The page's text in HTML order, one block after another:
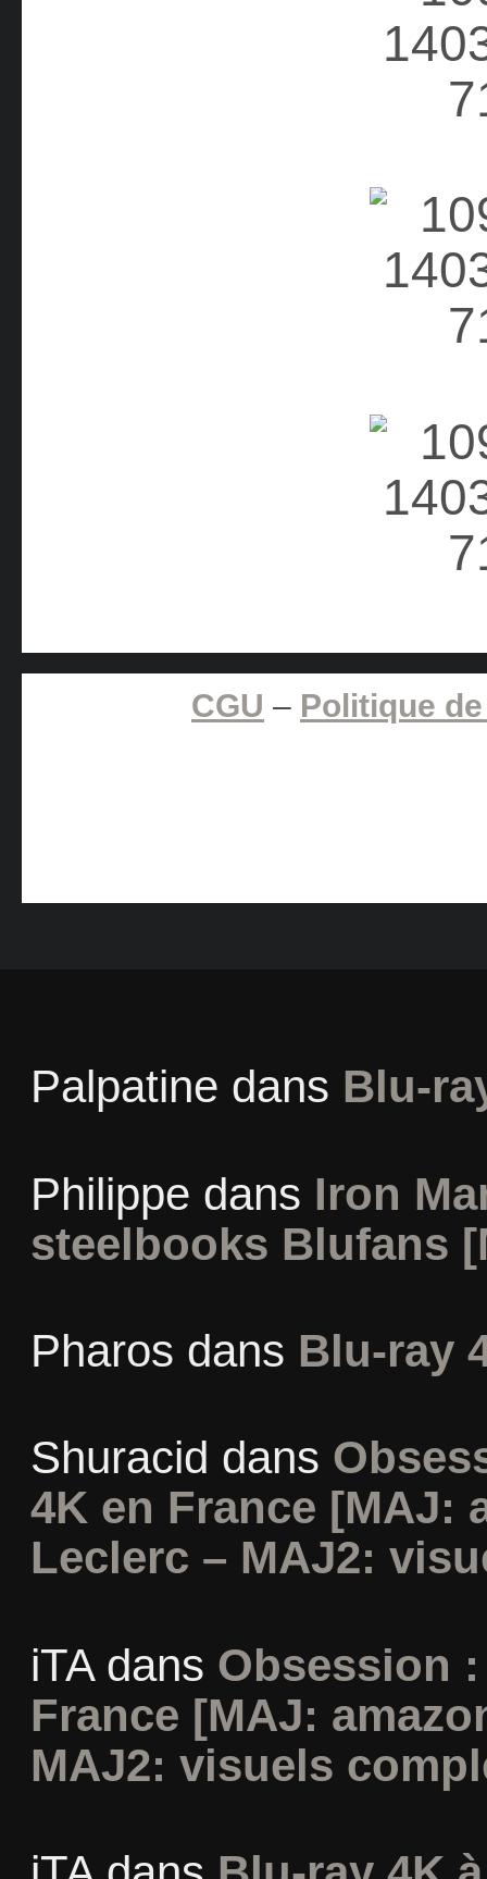
CGU – Politique
Palpatine dans Blu-
Philippe dans Iron
steelbooks Blufans
Pharos dans Blu-ray
Shuracid dans
4K en France [MAJ:
Leclerc – MAJ2:
iTAdans Obsession
France [MAJ:
MAJ2: visuels